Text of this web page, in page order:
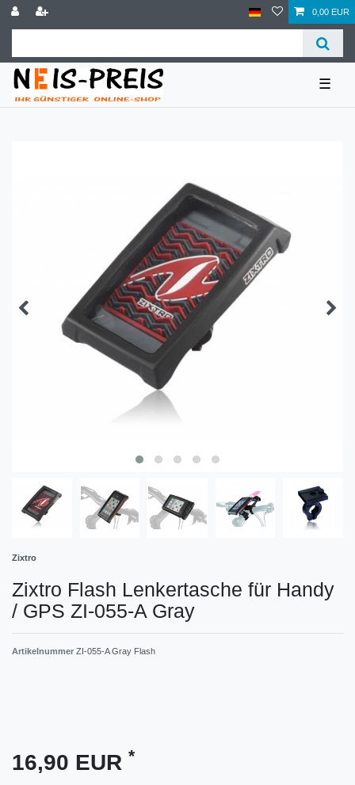
0,00 EUR
☰
Zixtro
Zixtro Flash Lenkertasche für Handy
/ GPS ZI-055-A Gray
Artikelnummer ZI-055-A Gray Flash
16,90 EUR *